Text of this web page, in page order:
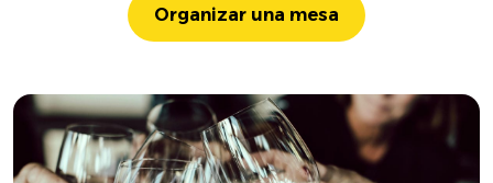
Organizar una mesa